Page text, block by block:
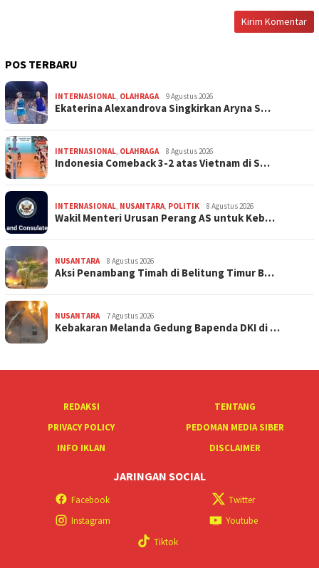
POS TERBARU
INTERNASIONAL, OLAHRAGA 9 Agustus 2026
Ekaterina Alexandrova Singkirkan Aryna S…
INTERNASIONAL, OLAHRAGA 8 Agustus 2026
Indonesia Comeback 3-2 atas Vietnam di S…
INTERNASIONAL, NUSANTARA, POLITIK 8 Agustus 2026
Wakil Menteri Urusan Perang AS untuk Keb…
NUSANTARA 8 Agustus 2026
Aksi Penambang Timah di Belitung Timur B…
NUSANTARA 7 Agustus 2026
Kebakaran Melanda Gedung Bapenda DKI di …
REDAKSI
TENTANG
PRIVACY POLICY
PEDOMAN MEDIA SIBER
INFO IKLAN
DISCLAIMER
JARINGAN SOCIAL
Facebook
Twitter
Instagram
Youtube
Tiktok